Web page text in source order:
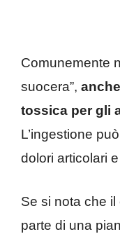
Comunemente
suocera”,
tossica per gli
L’ingestione
dolori articolari
Se si nota che
parte di una